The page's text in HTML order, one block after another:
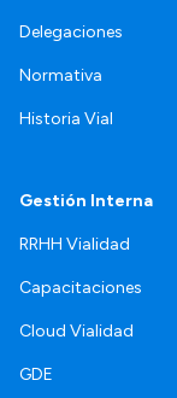
Delegaciones
Normativa
Historia Vial
Gestión Interna
RRHH Vialidad
Capacitaciones
Cloud Vialidad
GDE